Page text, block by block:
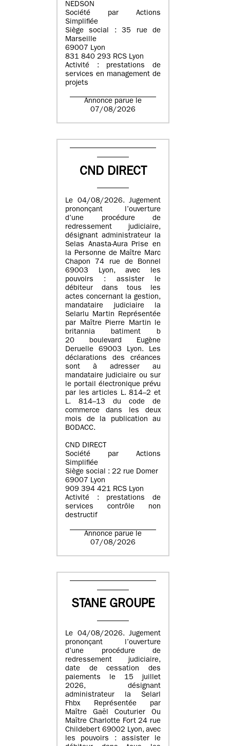
NEDSON
Société par Actions
Simplifiée
Siège social : 35 rue de
Marseille
69007 Lyon
831 840 293 RCS Lyon
Activité : prestations de
services en management de
projets
Annonce parue le
07/08/2026
CND DIRECT
Le 04/08/2026. Jugement
prononçant l’ouverture
d’une procédure de
redressement judiciaire,
désignant administrateur la
Selas Anasta-Aura Prise en
la Personne de Maître Marc
Chapon 74 rue de Bonnel
69003 Lyon, avec les
pouvoirs : assister le
débiteur dans tous les
actes concernant la gestion,
mandataire judiciaire la
Selarlu Martin Représentée
par Maître Pierre Martin le
britannia batiment b
20 boulevard Eugène
Deruelle 69003 Lyon. Les
déclarations des créances
sont à adresser au
mandataire judiciaire ou sur
le portail électronique prévu
par les articles L. 814–2 et
L. 814–13 du code de
commerce dans les deux
mois de la publication au
BODACC.
CND DIRECT
Société par Actions
Simplifiée
Siège social : 22 rue Domer
69007 Lyon
909 394 421 RCS Lyon
Activité : prestations de
services contrôle non
destructif
Annonce parue le
07/08/2026
STANE GROUPE
Le 04/08/2026. Jugement
prononçant l’ouverture
d’une procédure de
redressement judiciaire,
date de cessation des
paiements le 15 juillet
2026, désignant
administrateur la Selarl
Fhbx Représentée par
Maître Gaël Couturier Ou
Maître Charlotte Fort 24 rue
Childebert 69002 Lyon, avec
les pouvoirs : assister le